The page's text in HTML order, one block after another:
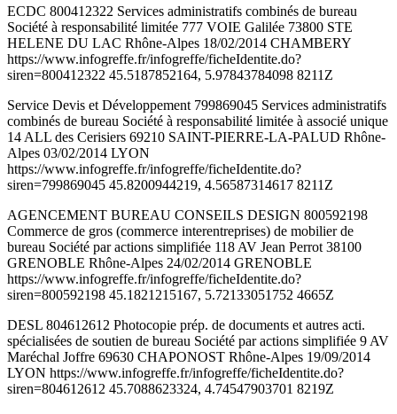
ECDC 800412322 Services administratifs combinés de bureau
Société à responsabilité limitée 777 VOIE Galilée 73800 STE
HELENE DU LAC Rhône-Alpes 18/02/2014 CHAMBERY
https://www.infogreffe.fr/infogreffe/ficheIdentite.do?
siren=800412322 45.5187852164, 5.97843784098 8211Z
Service Devis et Développement 799869045 Services administratifs
combinés de bureau Société à responsabilité limitée à associé unique
14 ALL des Cerisiers 69210 SAINT-PIERRE-LA-PALUD Rhône-
Alpes 03/02/2014 LYON
https://www.infogreffe.fr/infogreffe/ficheIdentite.do?
siren=799869045 45.8200944219, 4.56587314617 8211Z
AGENCEMENT BUREAU CONSEILS DESIGN 800592198
Commerce de gros (commerce interentreprises) de mobilier de
bureau Société par actions simplifiée 118 AV Jean Perrot 38100
GRENOBLE Rhône-Alpes 24/02/2014 GRENOBLE
https://www.infogreffe.fr/infogreffe/ficheIdentite.do?
siren=800592198 45.1821215167, 5.72133051752 4665Z
DESL 804612612 Photocopie prép. de documents et autres acti.
spécialisées de soutien de bureau Société par actions simplifiée 9 AV
Maréchal Joffre 69630 CHAPONOST Rhône-Alpes 19/09/2014
LYON https://www.infogreffe.fr/infogreffe/ficheIdentite.do?
siren=804612612 45.7088623324, 4.74547903701 8219Z